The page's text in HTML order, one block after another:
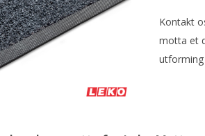
Kontakt
motta et
utforming